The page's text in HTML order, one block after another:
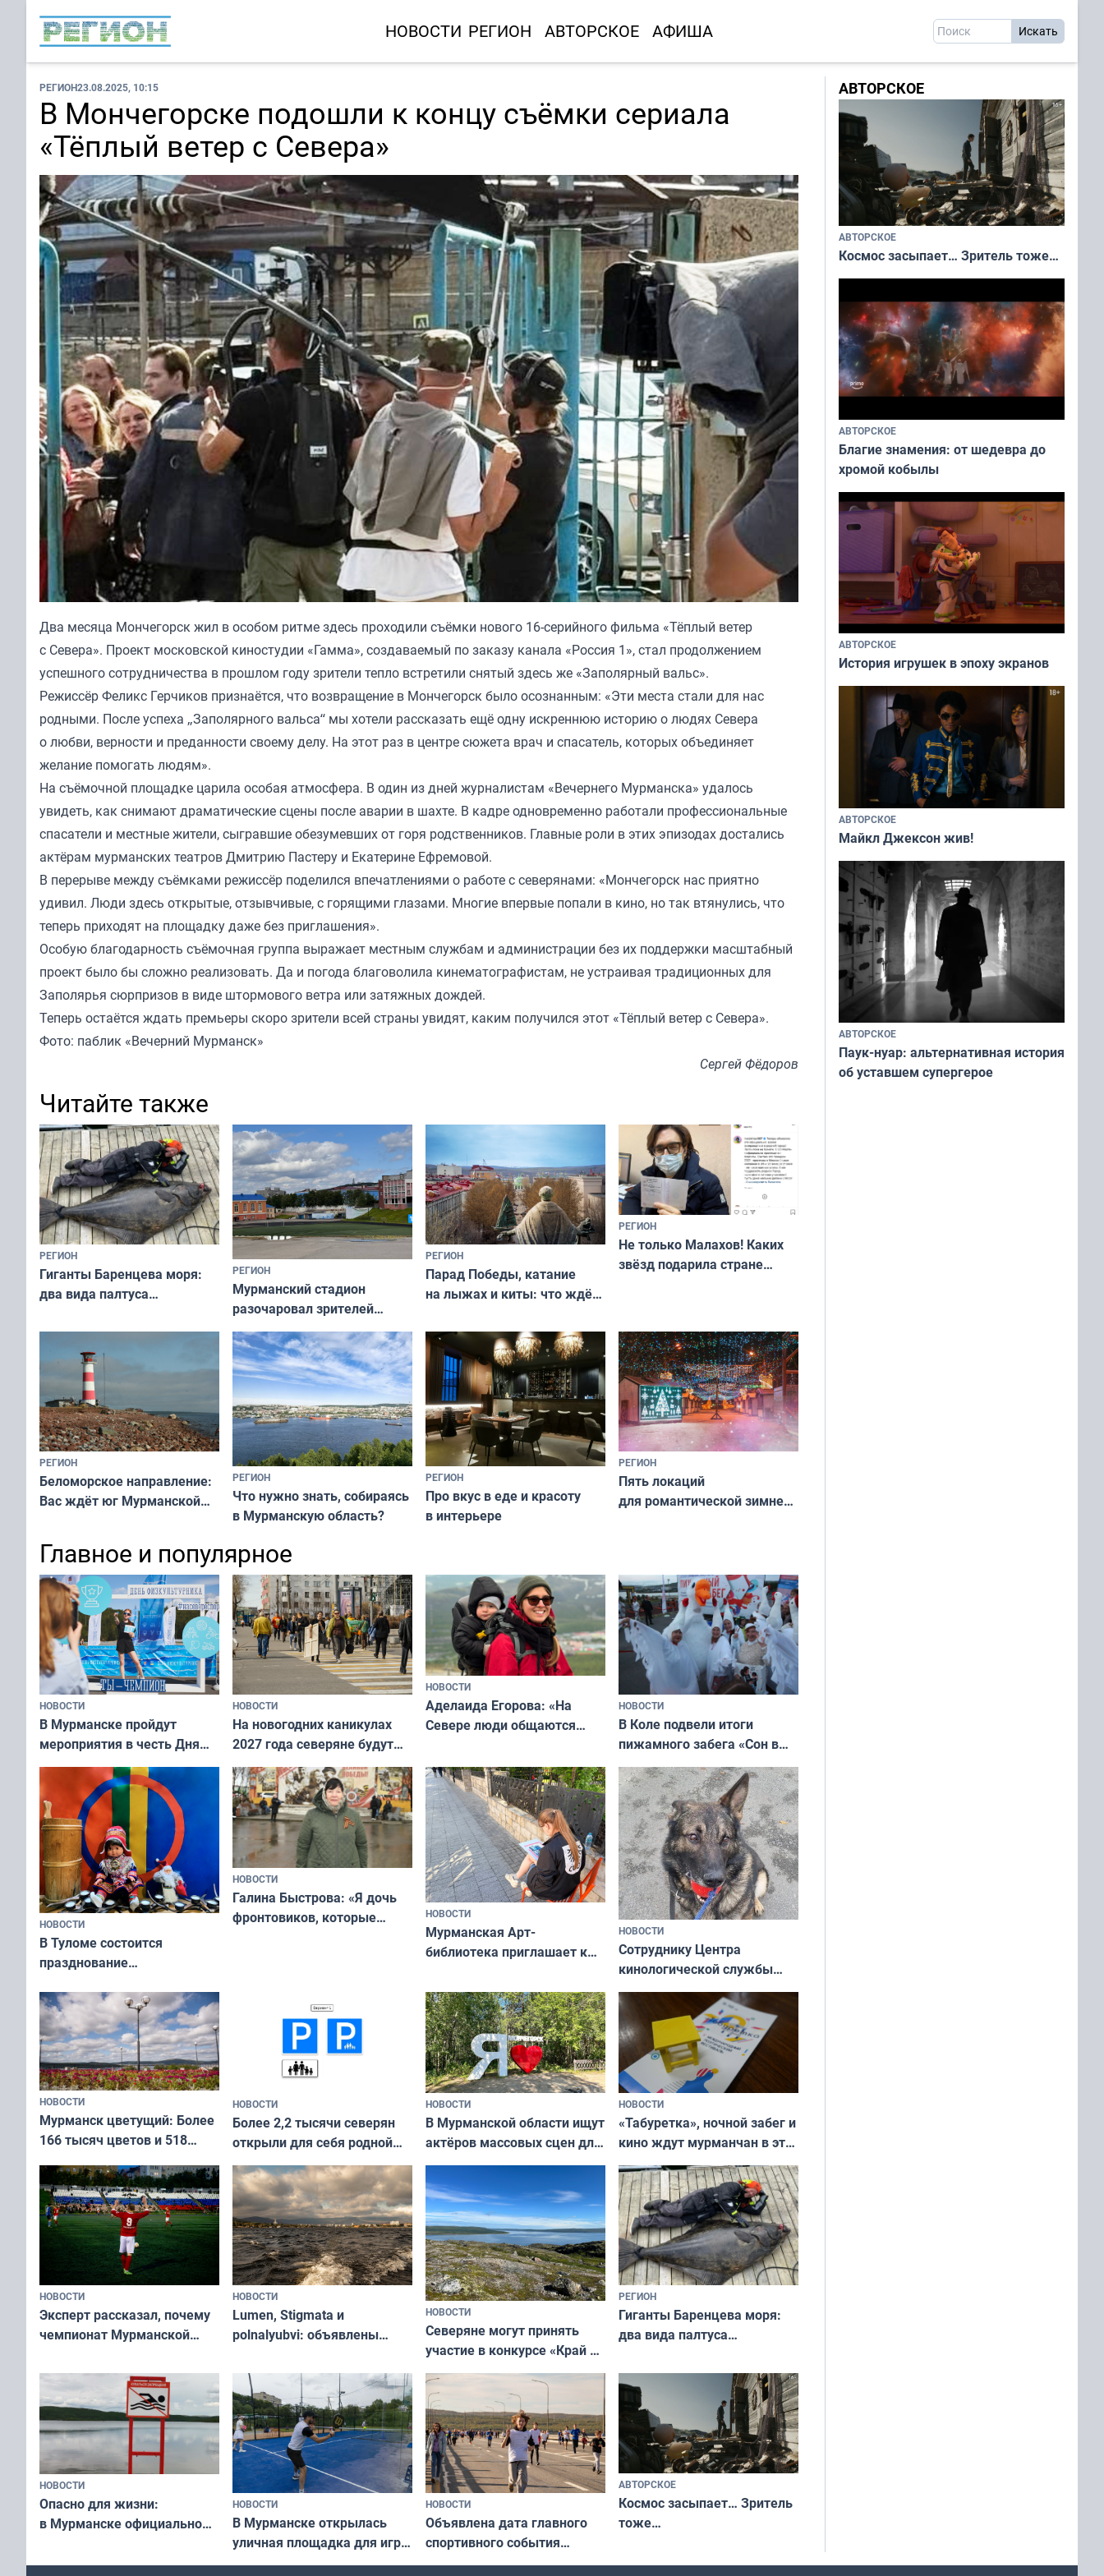
НОВОСТИ РЕГИОН АВТОРСКОЕ АФИША
РЕГИОН23.08.2025, 10:15
В Мончегорске подошли к концу съёмки сериала
«Тёплый ветер с Севера»
Два месяца Мончегорск жил в особом ритме здесь проходили съёмки нового 16-серийного фильма «Тёплый ветер
с Севера». Проект московской киностудии «Гамма», создаваемый по заказу канала «Россия 1», стал продолжением
успешного сотрудничества в прошлом году зрители тепло встретили снятый здесь же «Заполярный вальс».
Режиссёр Феликс Герчиков признаётся, что возвращение в Мончегорск было осознанным: «Эти места стали для нас
родными. После успеха „Заполярного вальса“ мы хотели рассказать ещё одну искреннюю историю о людях Севера
о любви, верности и преданности своему делу. На этот раз в центре сюжета врач и спасатель, которых объединяет
желание помогать людям».
На съёмочной площадке царила особая атмосфера. В один из дней журналистам «Вечернего Мурманска» удалось
увидеть, как снимают драматические сцены после аварии в шахте. В кадре одновременно работали профессиональные
спасатели и местные жители, сыгравшие обезумевших от горя родственников. Главные роли в этих эпизодах достались
актёрам мурманских театров Дмитрию Пастеру и Екатерине Ефремовой.
В перерыве между съёмками режиссёр поделился впечатлениями о работе с северянами: «Мончегорск нас приятно
удивил. Люди здесь открытые, отзывчивые, с горящими глазами. Многие впервые попали в кино, но так втянулись, что
теперь приходят на площадку даже без приглашения».
Особую благодарность съёмочная группа выражает местным службам и администрации без их поддержки масштабный
проект было бы сложно реализовать. Да и погода благоволила кинематографистам, не устраивая традиционных для
Заполярья сюрпризов в виде штормового ветра или затяжных дождей.
Теперь остаётся ждать премьеры скоро зрители всей страны увидят, каким получился этот «Тёплый ветер с Севера».
Фото: паблик «Вечерний Мурманск»
Сергей Фёдоров
Читайте также
РЕГИОН
Гиганты Баренцева моря:
два вида палтуса
РЕГИОН
Мурманский стадион
разочаровал зрителей
матчей регионального
чемпионата
РЕГИОН
Парад Победы, катание
на лыжах и киты: что ждёт
на майские праздники
РЕГИОН
Не только Малахов! Каких
звёзд подарила стране
РЕГИОН
Беломорское направление:
Вас ждёт юг Мурманской
РЕГИОН
Что нужно знать, собираясь
в Мурманскую область?
РЕГИОН
Про вкус в еде и красоту
в интерьере
РЕГИОН
Пять локаций
для романтической зимней
Главное и популярное
НОВОСТИ
В Мурманске пройдут
мероприятия в честь Дня
физкультурника
НОВОСТИ
На новогодних каникулах
2027 года северяне будут
отдыхать 11 дней
НОВОСТИ
Аделаида Егорова: «На
Севере люди общаются
а потому что
ты им интересен»
НОВОСТИ
В Коле подвели итоги
пижамного забега «Сон в
Олимпийскую ночь»
НОВОСТИ
В Туломе состоится
празднование
коренных народов мира
НОВОСТИ
Галина Быстрова: «Я дочь
фронтовиков, которые
НОВОСТИ
Мурманская Арт-
библиотека приглашает к
и фотографов
НОВОСТИ
Сотруднику Центра
кинологической службы
ищут новый дом
НОВОСТИ
Мурманск цветущий: Более
166 тысяч цветов и 518
НОВОСТИ
Более 2,2 тысячи северян
открыли для себя родной
край в рамках проекта
«Туризм для своих»
НОВОСТИ
В Мурманской области ищут
актёров массовых сцен для
съёмок в
короткометражном фильме
НОВОСТИ
«Табуретка», ночной забег и
кино ждут мурманчан в эти
выходные
НОВОСТИ
Эксперт рассказал, почему
чемпионат Мурманской
незамеченным
НОВОСТИ
Lumen, Stigmata и
polnalyubvi: объявлены
«Имандра» в 2026 года
НОВОСТИ
Северяне могут принять
участие в конкурсе «Край у
северной границы: фотогид
по Печенгскому округу»
РЕГИОН
Гиганты Баренцева моря:
два вида палтуса
НОВОСТИ
Опасно для жизни:
в Мурманске официально
в городских водоёмах
НОВОСТИ
В Мурманске открылась
уличная площадка для игры
в падел
НОВОСТИ
Объявлена дата главного
спортивного события
Заполярья: как зарождался
АВТОРСКОЕ
Космос засыпает… Зритель
тоже…
АВТОРСКОЕ
АВТОРСКОЕ
Космос засыпает… Зритель тоже…
АВТОРСКОЕ
Благие знамения: от шедевра до
хромой кобылы
АВТОРСКОЕ
История игрушек в эпоху экранов
АВТОРСКОЕ
Майкл Джексон жив!
АВТОРСКОЕ
Паук-нуар: альтернативная история
об уставшем супергерое